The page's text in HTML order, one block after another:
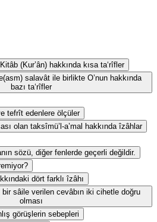
(Kur’ân) hakkında kısa ta‘rîfler
salavât ile birlikte O’nun hakkında
bazı ta‘rîfler
tefrît edenlere ölçüler
olan taksîmü’l-a’mal hakkında îzâhlar
sözü, diğer fenlerde geçerli değildir.
dört farklı îzâhı
sâile verilen cevâbın iki cihetle doğru
olması
görüşlerin sebepleri